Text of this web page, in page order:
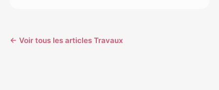
← Voir tous les articles Travaux